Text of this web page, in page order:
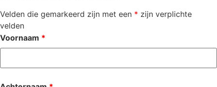
Velden die gemarkeerd zijn met een * zijn verplichte
velden
Voornaam *